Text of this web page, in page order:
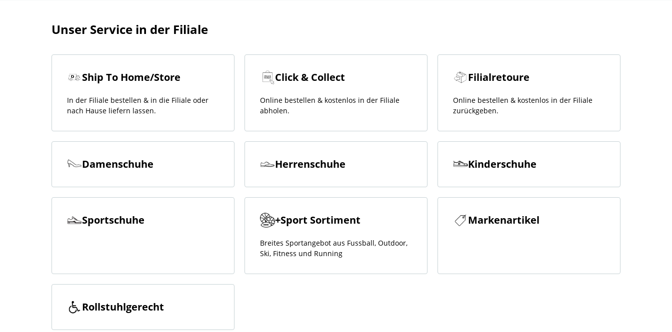
Unser Service in der Filiale
Ship To Home/Store
In der Filiale bestellen & in die Filiale oder
nach Hause liefern lassen.
Click & Collect
Online bestellen & kostenlos in der Filiale
abholen.
Filialretoure
Online bestellen & kostenlos in der Filiale
zurückgeben.
Damenschuhe Herrenschuhe Kinderschuhe
Sportschuhe +Sport Sortiment
Breites Sportangebot aus Fussball, Outdoor,
Ski, Fitness und Running
Markenartikel
Rollstuhlgerecht